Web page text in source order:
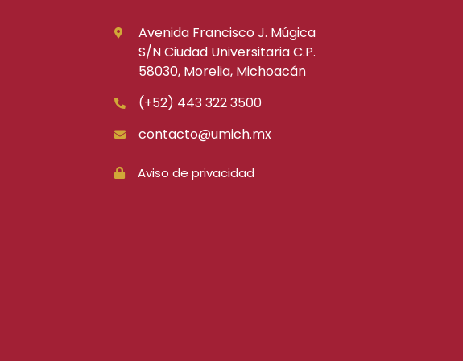
Avenida Francisco J. Múgica
S/N Ciudad Universitaria C.P.
58030, Morelia, Michoacán
(+52) 443 322 3500
contacto@umich.mx
Aviso de privacidad